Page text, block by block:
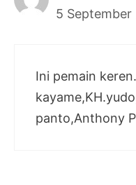
5 September
Ini pemain
panto,Anthony